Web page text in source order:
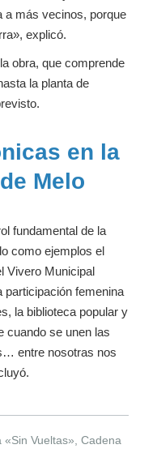
a más vecinos, porque
explicó.
obra, que comprende
la planta de
en la
Melo
fundamental de la
como ejemplos el
Vivero Municipal
participación femenina
la biblioteca popular y
cuando se unen las
entre nosotras nos
Vueltas», Cadena